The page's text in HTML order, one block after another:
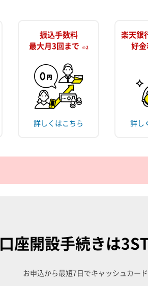
振込手数料
最大月3回まで ※2
詳しくはこちら
楽天銀
好
詳し
口座開設手続きは
お申込から最短7日でキャッシュカー